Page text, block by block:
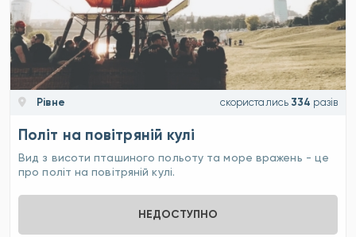
Рівне скористались 334 разів
Політ на повітряній кулі
Вид з висоти пташиного польоту та море вражень - це
про політ на повітряній кулі.
НЕДОСТУПНО